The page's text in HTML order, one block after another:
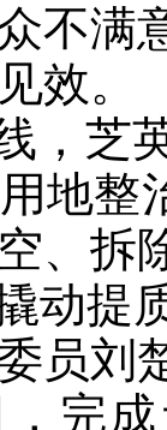
不满
效。
，芝
地整
、拆
动提
员刘
完